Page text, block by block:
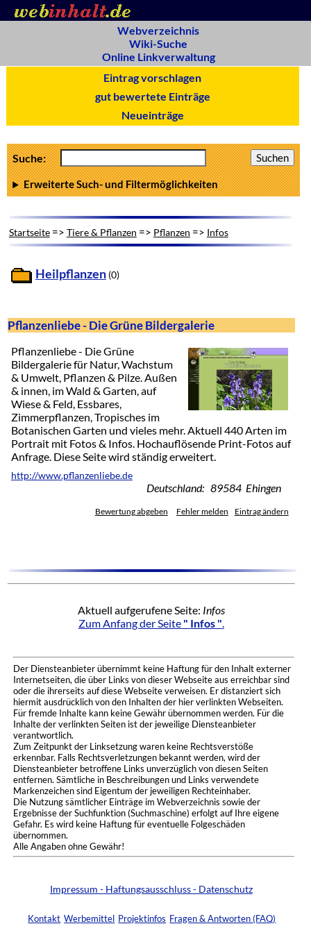
Webverzeichnis
Wiki-Suche
Online Linkverwaltung
Eintrag vorschlagen
gut bewertete Einträge
Neueinträge
Suche:
Erweiterte Such- und Filtermöglichkeiten
Startseite=> Tiere & Pflanzen => Pflanzen => Infos
Heilpflanzen (0)
Pflanzenliebe - Die Grüne Bildergalerie
Pflanzenliebe - Die Grüne
Bildergalerie für Natur, Wachstum
& Umwelt, Pflanzen & Pilze. Außen
& innen, im Wald & Garten, auf
Wiese & Feld, Essbares,
Zimmerpflanzen, Tropisches im
Botanischen Garten und vieles mehr. Aktuell 440 Arten im
Portrait mit Fotos & Infos. Hochauflösende Print-Fotos auf
Anfrage. Diese Seite wird ständig erweitert.
http://www.pflanzenliebe.de
Deutschland: 89584 Ehingen
Bewertung abgeben Fehler melden Eintrag ändern
Aktuell aufgerufene Seite: Infos
Zum Anfang der Seite " Infos ".
Der Diensteanbieter übernimmt keine Haftung für den Inhalt externer
Internetseiten, die über Links von dieser Webseite aus erreichbar sind
oder die ihrerseits auf diese Webseite verweisen. Er distanziert sich
hiermit ausdrücklich von den Inhalten der hier verlinkten Webseiten.
Für fremde Inhalte kann keine Gewähr übernommen werden. Für die
Inhalte der verlinkten Seiten ist der jeweilige Diensteanbieter
verantwortlich.
Zum Zeitpunkt der Linksetzung waren keine Rechtsverstöße
erkennbar. Falls Rechtsverletzungen bekannt werden, wird der
Diensteanbieter betroffene Links unverzüglich von diesen Seiten
entfernen. Sämtliche in Beschreibungen und Links verwendete
Markenzeichen sind Eigentum der jeweiligen Rechteinhaber.
Die Nutzung sämtlicher Einträge im Webverzeichnis sowie der
Ergebnisse der Suchfunktion (Suchmaschine) erfolgt auf Ihre eigene
Gefahr. Es wird keine Haftung für eventuelle Folgeschäden
übernommen.
Alle Angaben ohne Gewähr!
Impressum - Haftungsausschluss - Datenschutz
Kontakt Werbemittel Projektinfos Fragen & Antworten (FAQ)